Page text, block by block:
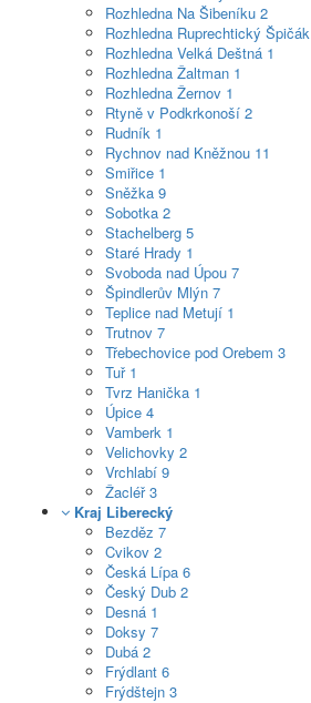
Rozhledna Na Šibeníku 2
Rozhledna Ruprechtický Špičák
Rozhledna Velká Deštná 1
Rozhledna Žaltman 1
Rozhledna Žernov 1
Rtyně v Podkrkonoší 2
Rudník 1
Rychnov nad Kněžnou 11
Smiřice 1
Sněžka 9
Sobotka 2
Stachelberg 5
Staré Hrady 1
Svoboda nad Úpou 7
Špindlerův Mlýn 7
Teplice nad Metují 1
Trutnov 7
Třebechovice pod Orebem 3
Tuř 1
Tvrz Hanička 1
Úpice 4
Vamberk 1
Velichovky 2
Vrchlabí 9
Žacléř3
Kraj Liberecký
Bezděz 7
Cvikov 2
Česká Lípa 6
Český Dub 2
Desná 1
Doksy 7
Dubá 2
Frýdlant 6
Frýdštejn 3